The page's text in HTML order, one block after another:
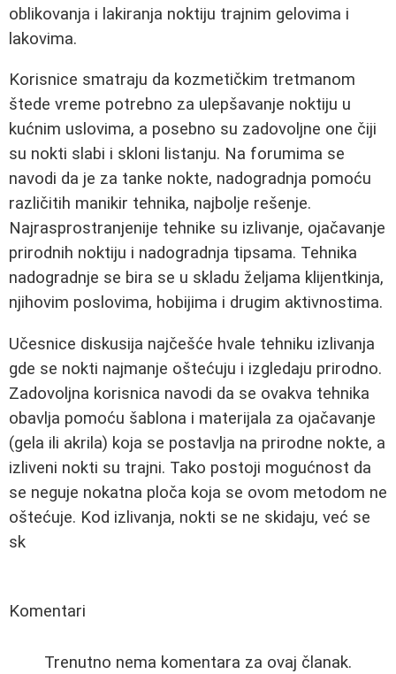
oblikovanja i lakiranja noktiju trajnim gelovima i
lakovima.
Korisnice smatraju da kozmetičkim tretmanom
štede vreme potrebno za ulepšavanje noktiju u
kućnim uslovima, a posebno su zadovoljne one čiji
su nokti slabi i skloni listanju. Na forumima se
navodi da je za tanke nokte, nadogradnja pomoću
različitih manikir tehnika, najbolje rešenje.
Najrasprostranjenije tehnike su izlivanje, ojačavanje
prirodnih noktiju i nadogradnja tipsama. Tehnika
nadogradnje se bira se u skladu željama klijentkinja,
njihovim poslovima, hobijima i drugim aktivnostima.
Učesnice diskusija najčešće hvale tehniku izlivanja
gde se nokti najmanje oštećuju i izgledaju prirodno.
Zadovoljna korisnica navodi da se ovakva tehnika
obavlja pomoću šablona i materijala za ojačavanje
(gela ili akrila) koja se postavlja na prirodne nokte, a
izliveni nokti su trajni. Tako postoji mogućnost da
se neguje nokatna ploča koja se ovom metodom ne
oštećuje. Kod izlivanja, nokti se ne skidaju, već se
sk
Komentari
Trenutno nema komentara za ovaj članak.